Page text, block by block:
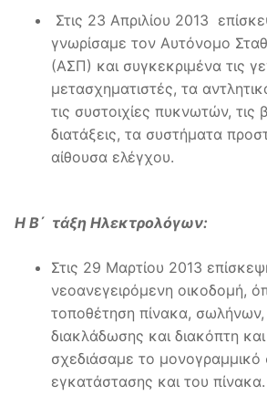
Στις 23 Απριλίου 2013
γνωρίσαμε τον Αυτόνομο
(ΑΣΠ) και συγκεκριμένα τις
μετασχηματιστές, τα
τις συστοιχίες πυκνωτών, τις
διατάξεις, τα συστήματα
αίθουσα ελέγχου.
Η Β΄ τάξη Ηλεκτρολόγων:
Στις 29 Μαρτίου 2013
νεοανεγειρόμενη οικοδομή,
τοποθέτηση πίνακα,
διακλάδωσης και διακόπτη
σχεδιάσαμε το μονογραμμικό
εγκατάστασης και του πίνακα.